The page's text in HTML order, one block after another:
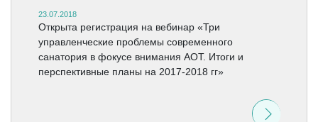
23.07.2018
Открыта регистрация на вебинар «Три
управленческие проблемы современного
санатория в фокусе внимания АОТ. Итоги и
перспективные планы на 2017-2018 гг»